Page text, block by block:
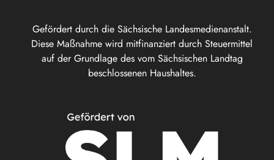
Gefördert durch die Sächsische Landesmedienanstalt.
Diese Maßnahme wird mitfinanziert durch Steuermittel
auf der Grundlage des vom Sächsischen Landtag
beschlossenen Haushaltes.